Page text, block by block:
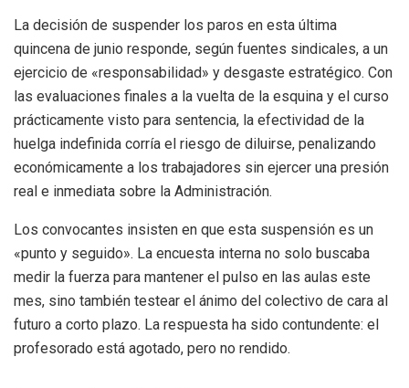
La decisión de suspender los paros en esta última
quincena de junio responde, según fuentes sindicales, a un
ejercicio de «responsabilidad» y desgaste estratégico. Con
las evaluaciones finales a la vuelta de la esquina y el curso
prácticamente visto para sentencia, la efectividad de la
huelga indefinida corría el riesgo de diluirse, penalizando
económicamente a los trabajadores sin ejercer una presión
real e inmediata sobre la Administración.
Los convocantes insisten en que esta suspensión es un
«punto y seguido». La encuesta interna no solo buscaba
medir la fuerza para mantener el pulso en las aulas este
mes, sino también testear el ánimo del colectivo de cara al
futuro a corto plazo. La respuesta ha sido contundente: el
profesorado está agotado, pero no rendido.